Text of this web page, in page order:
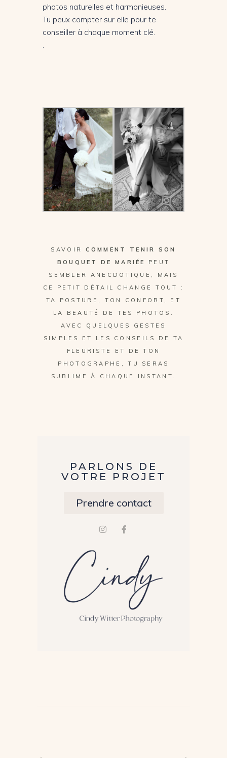
photos naturelles et harmonieuses.
Tu peux compter sur elle pour te
conseiller à chaque moment clé.
SAVOIR COMMENT TENIR SON
BOUQUET DE MARIÉE
PEUT
SEMBLER ANECDOTIQUE, MAIS
CE PETIT DÉTAIL CHANGE TOUT :
TA POSTURE, TON CONFORT, ET
LA BEAUTÉ DE TES PHOTOS.
AVEC QUELQUES GESTES
SIMPLES ET LES CONSEILS DE TA
FLEURISTE ET DE TON
PHOTOGRAPHE, TU SERAS
SUBLIME À CHAQUE INSTANT.
PARLONS DE
VOTRE PROJET
Prendre contact